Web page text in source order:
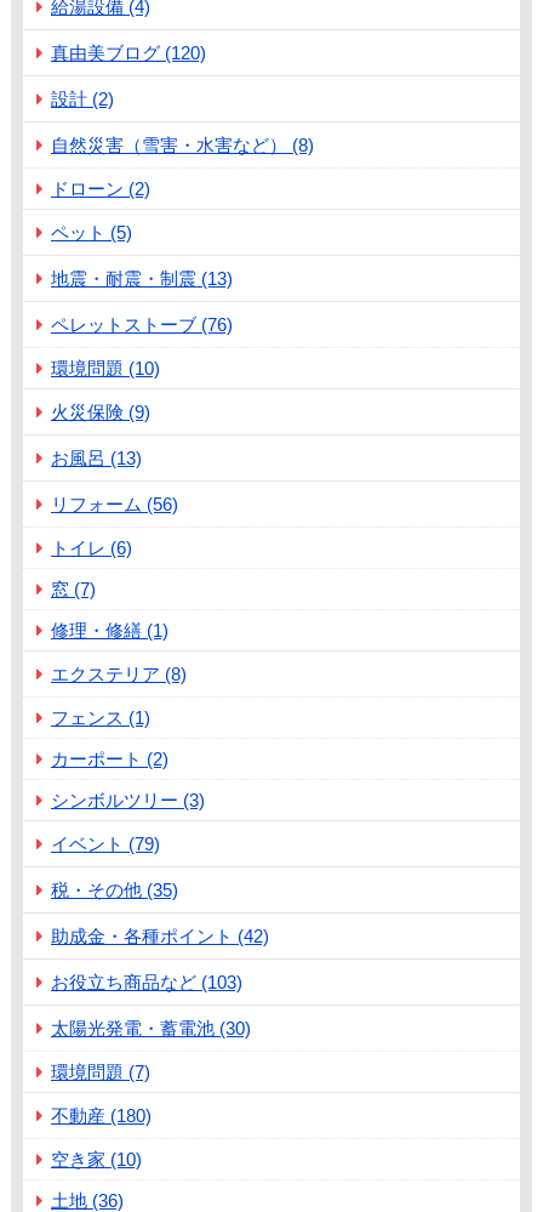
給湯設備 (4)
真由美ブログ (120)
設計 (2)
自然災害（雪害・水害など） (8)
ドローン (2)
ペット (5)
地震・耐震・制震 (13)
ペレットストーブ (76)
環境問題 (10)
火災保険 (9)
お風呂 (13)
リフォーム (56)
トイレ (6)
窓 (7)
修理・修繕 (1)
エクステリア (8)
フェンス (1)
カーポート (2)
シンボルツリー (3)
イベント (79)
税・その他 (35)
助成金・各種ポイント (42)
お役立ち商品など (103)
太陽光発電・蓄電池 (30)
環境問題 (7)
不動産 (180)
空き家 (10)
土地 (36)